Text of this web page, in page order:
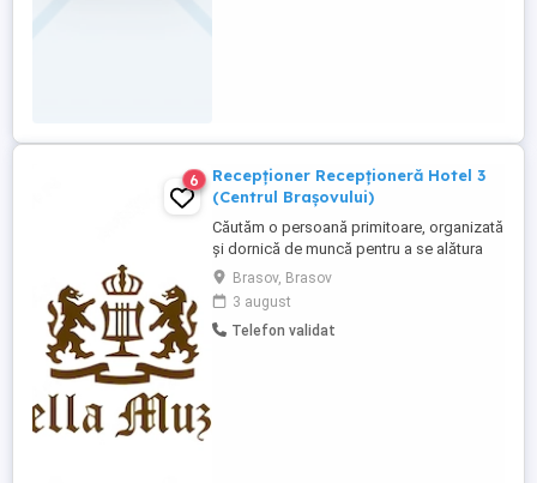
6
Recepționer Recepționeră Hotel 3
(Centrul Brașovului)
Căutăm o persoană primitoare, organizată
și dornică de muncă pentru a se alătura
echipei noastre la un hotel situat chiar în
inima Brașovului! Dacă îți place să lucrezi
cu oamenii, ești atent(ă) la detalii și vrei să
oferi o experiență plăcută oaspeților
Brasov, Brasov
3 august
Telefon validat